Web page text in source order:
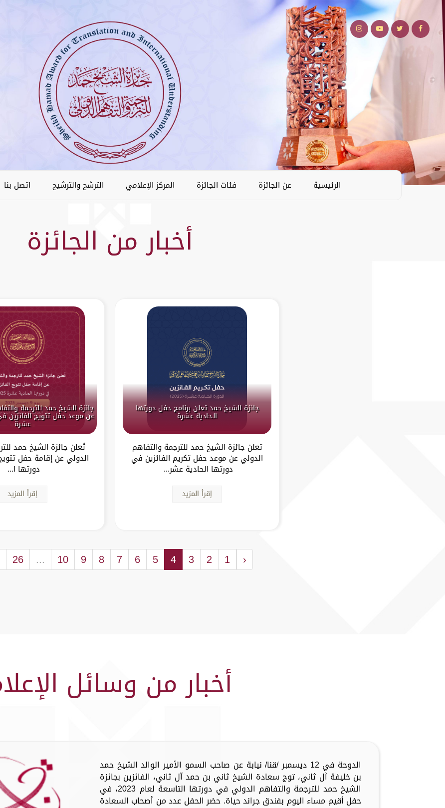
الرئيسية عن الجائزة فئات الجائزة المركز الإعلامي الترشح والترشيح اتصل بنا
أخبار من الجائزة
جائزة الشيخ حمد تعلن برنامج حفل دورتها
الـحادية عشرة
تعلن جائزة الشيخ حمد للترجمة والتفاهم
الدولي عن موعد حفل تكريم الفائزين في
دورتها الحادية عشر...
إقرأ المزيد
جائزة الشيخ حمد للترجمة
عن موعد حفل تتويج الفائزين
عشرة
تُعلن جائزة الشيخ حمد
الدولي عن إقامة حفل
دورتها ا...
إقرأ المزيد
‹
1
2
3
4
5
6
7
8
9
10
...
26
أخبار من وسائل
الدوحة في 12 ديسمبر /قنا/ نيابة عن صاحب السمو الأمير الوالد الشيخ حمد
بن خليفة آل ثاني، توج سعادة الشيخ ثاني بن حمد آل ثاني، الفائزين بجائزة
الشيخ حمد للترجمة والتفاهم الدولي في دورتها التاسعة لعام 2023، في
حفل أقيم مساء اليوم بفندق جراند حياة. حضر الحفل عدد من أصحاب السعادة